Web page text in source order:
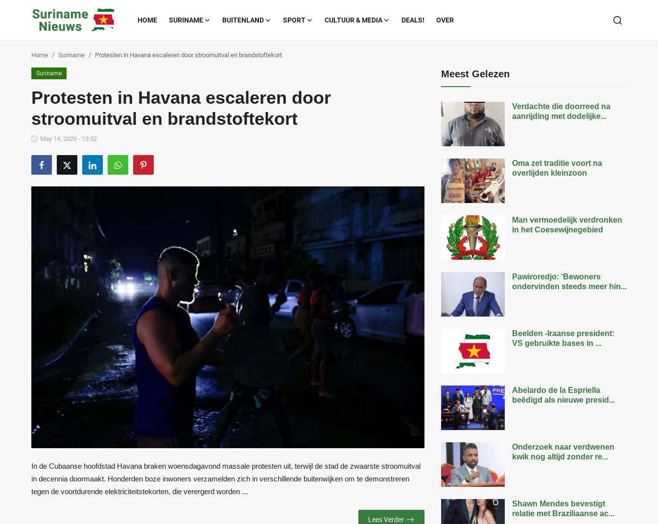
HOME SURINAME BUITENLAND SPORT CULTUUR & MEDIA DEALS! OVER
Buitenland
Home Suriname Protesten in Havana escaleren door stroomuitval en brandstoftekort
Suriname
Protesten in Havana escaleren door
stroomuitval en brandstoftekort
May 14, 2026 - 13:32
In de Cubaanse hoofdstad Havana braken woensdagavond massale protesten uit, terwijl de stad de zwaarste stroomuitval
in decennia doormaakt. Honderden boze inwoners verzamelden zich in verschillende buitenwijken om te demonstreren
tegen de voortdurende elektriciteitstekorten, die verergerd worden ...
Lees Verder
Meest Gelezen
Verdachte die doorreed na
aanrijding met dodelijke...
Oma zet traditie voort na
overlijden kleinzoon
Man vermoedelijk verdronken
in het Coesewijnegebied
Pawiroredjo: ‘Bewoners
ondervinden steeds meer hin...
Beelden -Iraanse president:
VS gebruikte bases in ...
Abelardo de la Espriella
beëdigd als nieuwe presid...
Onderzoek naar verdwenen
kwik nog altijd zonder re...
Shawn Mendes bevestigt
relatie met Braziliaanse ac...